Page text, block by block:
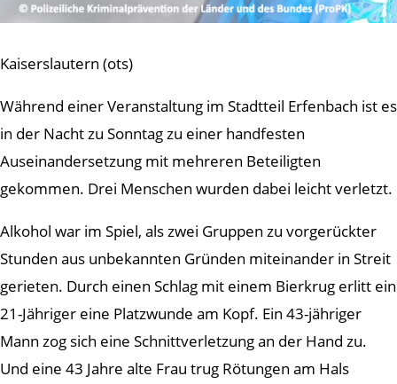
Kaiserslautern (ots)
Während einer Veranstaltung im Stadtteil Erfenbach ist es
in der Nacht zu Sonntag zu einer handfesten
Auseinandersetzung mit mehreren Beteiligten
gekommen. Drei Menschen wurden dabei leicht verletzt.
Alkohol war im Spiel, als zwei Gruppen zu vorgerückter
Stunden aus unbekannten Gründen miteinander in Streit
gerieten. Durch einen Schlag mit einem Bierkrug erlitt ein
21-Jähriger eine Platzwunde am Kopf. Ein 43-jähriger
Mann zog sich eine Schnittverletzung an der Hand zu.
Und eine 43 Jahre alte Frau trug Rötungen am Hals